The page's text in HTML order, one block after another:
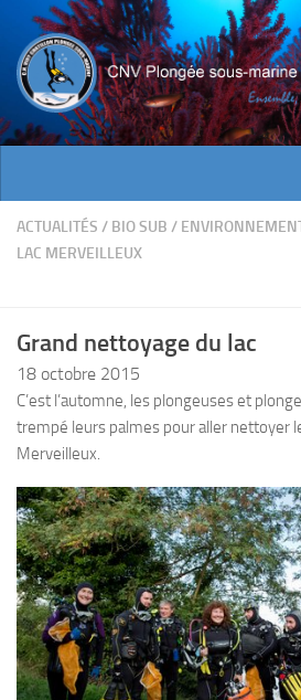
ACTUALITES
EVENEMENTS
Bienvenue
Contacts
Documents utiles
Encadrement
Historique
Plouf
ECOLE DE PLONGEE
Formations
Jeune plongeur
Plongeur N1
ACTUALITÉS / BIO SUB /
LAC MERVEILLEUX
Grand nettoyage du lac
18 octobre 2015
C’est l’automne, les plongeuses et
trempé leurs palmes pour aller nettoyer
Merveilleux.